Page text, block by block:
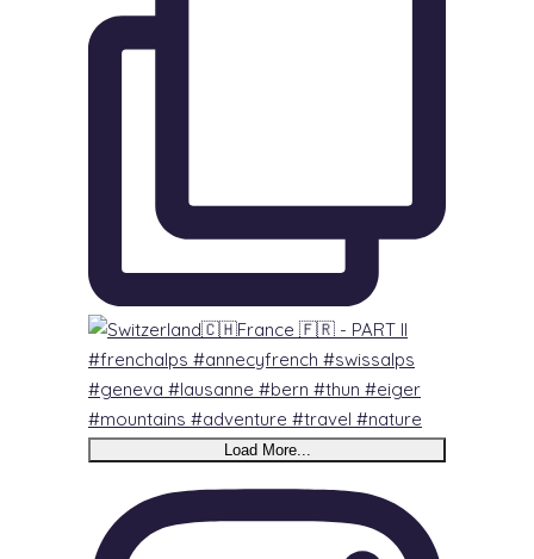
Load More...